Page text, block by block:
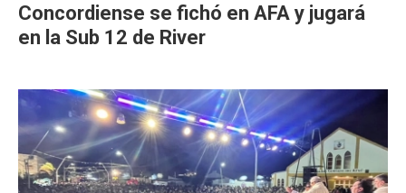
Concordiense se fichó en AFA y jugará
en la Sub 12 de River